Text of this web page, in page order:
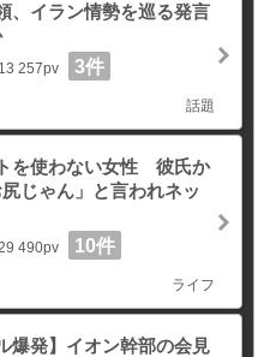
、イラン情勢を巡る発言
257pv 3件
話題
を使わない女性 彼氏か
じゃん」と言われネッ
490pv 10件
ライフ
爆発】イオン幹部の会見